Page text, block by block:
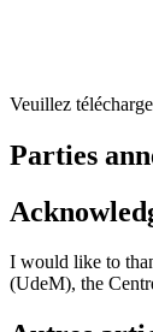
Veuillez
Parties
I would like to
(UdeM), the